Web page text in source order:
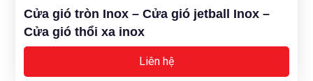
Cửa gió tròn Inox – Cửa gió jetball Inox –
Cửa gió thổi xa inox
Liên hệ